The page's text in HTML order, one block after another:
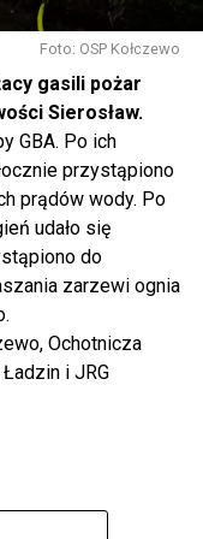
Sprawiedliwości,
sferze
wkład
sprawie
ogromnej
Beaty Szydło,
Morawieckiego.
za to jak
Cieszymy
cieszymy się,
które
Świnoujściu,
z zagranicy
Brudziński w
modernizację
Foto: OSP Kołczewo
gasili pożar
Sierosław.
GBA. Po ich
przystąpiono
prądów wody. Po
udało się
do
zarzewi ognia
Ochotnicza
i JRG